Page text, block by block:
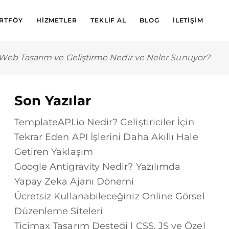
HIZMETLER TEKLIF AL BLOG İLETIŞIM
Tasarım ve Geliştirme Nedir ve Neler Sunuyor?
Son Yazılar
TemplateAPI.io Nedir? Geliştiriciler İçin
Tekrar Eden API İşlerini Daha Akıllı Hale
Getiren Yaklaşım
Google Antigravity Nedir? Yazılımda
Yapay Zeka Ajanı Dönemi
Ücretsiz Kullanabileceğiniz Online Görsel
Düzenleme Siteleri
Ticimax Tasarım Desteği | CSS, JS ve Özel